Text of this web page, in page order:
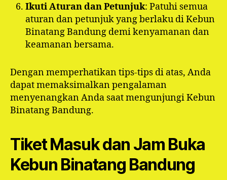
Ikuti Aturan dan Petunjuk: Patuhi semua
aturan dan petunjuk yang berlaku di Kebun
Binatang Bandung demi kenyamanan dan
keamanan bersama.
Dengan memperhatikan tips-tips di atas, Anda
dapat memaksimalkan pengalaman
menyenangkan Anda saat mengunjungi Kebun
Binatang Bandung.
Tiket Masuk dan Jam Buka
Kebun Binatang Bandung